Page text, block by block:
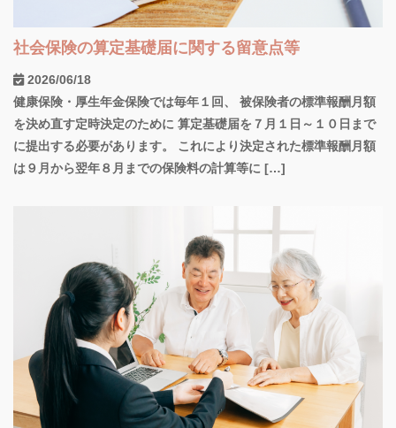
社会保険の算定基礎届に関する留意点等
2026/06/18
健康保険・厚生年金保険では毎年１回、 被保険者の標準報酬月額
を決め直す定時決定のために 算定基礎届を７月１日～１０日まで
に提出する必要があります。 これにより決定された標準報酬月額
は９月から翌年８月までの保険料の計算等に […]